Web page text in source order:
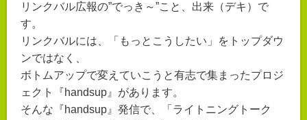
リンクバル広報の”でっき～”こと、出来（デキ）で
す。
リンクバルには、「もっとこうしたい」をトップダウ
ンではなく、
ボトムアップで変えていこうと有志で集まったプロジ
ェクト『handsup』があります。
そんな『handsup』発信で、「ライトニングトーク